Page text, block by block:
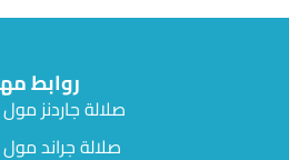
روابط
صلالة جاردنز مول
صلالة جراند مول